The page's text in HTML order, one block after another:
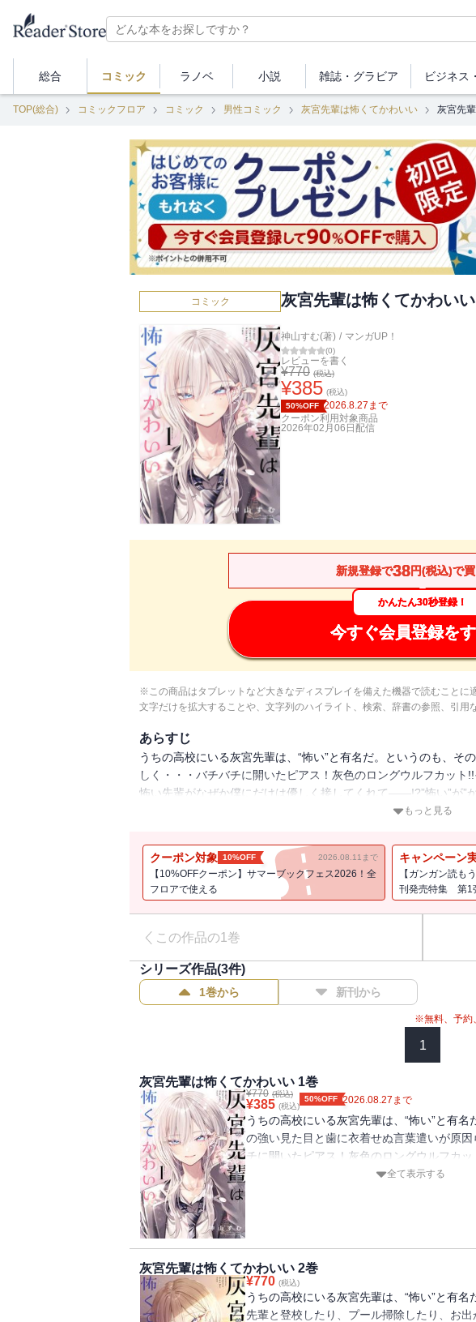
総合 コミック ラノベ 小説 雑誌・ グラビア ビジネス
TOP(総合) コミックフロア コミック 男性コミック 灰宮先輩は怖くてかわいい 灰宮先
コミック 灰宮先輩は怖くてかわい
神山すむ(著) / マンガUP！
(0)
レビューを書く
¥770 (税込)
¥385 (税込)
50%OFF 2026.8.27 まで
クーポン利用対象商品
2026年02月06日 配信
新規登録で38円(税込)で買
かんたん30秒登録！
今すぐ会員登録を
※この商品はタブレットなど大きなディスプレイを備えた機器で読むことに
文字だけを拡大することや、文字列のハイライト、検索、辞書の参照、引用
あらすじ
うちの高校にいる灰宮先輩は、“怖い”と有名だ。というのも、そ
しく・・・バチバチに開いたピアス！灰色のロングウルフカッ
怖い先輩がなぜか僕にだけは優しく接してくれて――!?”怖い”が”
もっと見る
クーポン対象 10%OFF 2026.08.11まで
【10%OFFクーポン】サマーブックフェス2026！全
フロアで使える
キャンペーン
【ガンガン読も
刊発売特集 第1
この作品の1巻
シリーズ作品(3件)
1巻から 新刊から
※無料、予約
1
灰宮先輩は怖くてかわいい 1巻
¥770 (税込)
¥385 (税込)
50%OFF 2026.08.27 まで
うちの高校にいる灰宮先輩は、“怖い”と有名
の強い見た目と歯に衣着せぬ言葉遣いが原
チに開いたピアス！灰色のロングウルフカ
ある関西弁!!!だけど、そんな怖い先輩がなぜ
全て表示する
灰宮先輩は怖くてかわいい 2巻
¥770 (税込)
うちの高校にいる灰宮先輩は、“怖い”と有名
先輩と登校したり、プール掃除したり、お出